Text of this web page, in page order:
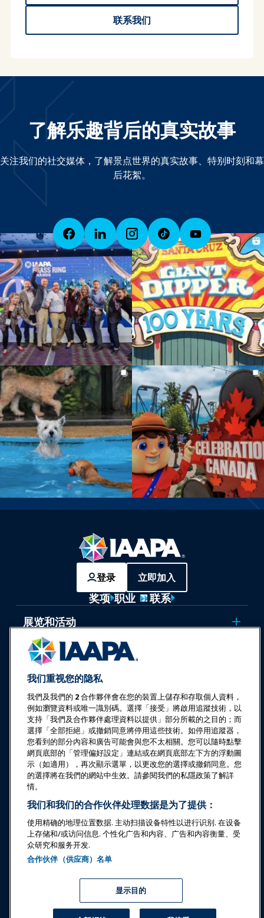
联系我们
了解乐趣背后的真实故事
关注我们的社交媒体，了解景点世界的真实故事、特别时刻和幕
后花絮。
登录 立即加入
奖项 职业
联系
展览和活动
新闻与乐趣世界
教育
安全与保障
倡导
研究与报告
关于IAAPA
合作伙伴
Copyright © 2026 国际游乐园和景点协会。保留所有权利。
我们重视您的隐私
我們及我們的 2合作夥伴會在您的裝置上儲存和存取個人資料，
例如瀏覽資料或唯一識別碼。選擇「接受」將啟用追蹤技術，以
支持「我們及合作夥伴處理資料以提供」部分所載的之目的；而
選擇「全部拒絕」或撤銷同意將停用這些技術。如停用追蹤器，
您看到的部分內容和廣告可能會與您不太相關。您可以隨時點擊
網頁底部的「管理偏好設定」連結或在網頁底部左下方的浮動圖
示（如適用），再次顯示選單，以更改您的選擇或撤銷同意。您
的選擇將在我們的網站中生效。請參閱我們的私隱政策了解詳
情。
我们和我们的合作伙伴处理数据是为了提供：
使用精确的地理位置数据. 主动扫描设备特性以进行识别. 在设备
上存储和/或访问信息. 个性化广告和内容、广告和内容衡量、受
众研究和服务开发.
合作伙伴（供应商）名单
显示目的